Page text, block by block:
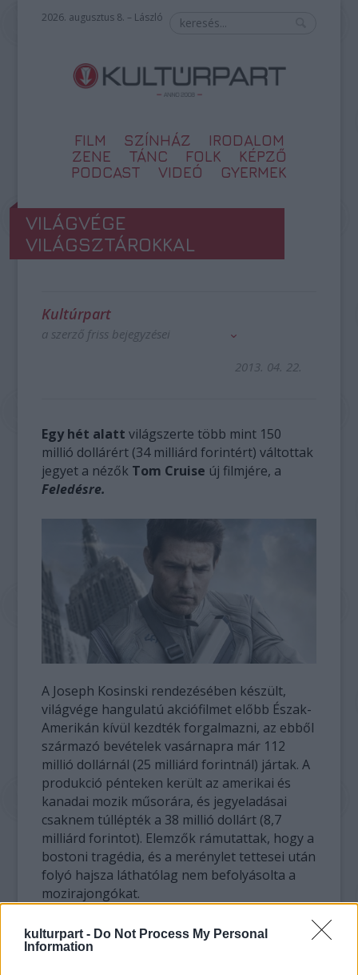
kulturpart - Do Not Process My Personal
Information
2026. augusztus 8. – László
FILM SZÍNHÁZ
IRODALOM
ZENE
TÁNC FOLK
KÉPZŐ
PODCAST
VIDEÓ GYERMEK
VILÁGVÉGE
VILÁGSZTÁROKKAL
Kultúrpart
a szerző friss bejegyzései
2013. 04. 22.
Egy hét alatt világszerte több mint 150
millió dollárért (34 milliárd forintért) váltottak
jegyet a nézők Tom Cruise új filmjére, a
Feledésre.
A Joseph Kosinski rendezésében készült,
világvége hangulatú akciófilmet előbb Észak-
Amerikán kívül kezdték forgalmazni, az ebből
származó bevételek vasárnapra már 112
millió dollárnál (25 milliárd forintnál) jártak. A
produkció pénteken került az amerikai és
kanadai mozik műsorára, és jegyeladásai
csaknem túllépték a 38 millió dollárt (8,7
milliárd forintot). Elemzők rámutattak, hogy a
bostoni tragédia, és a merénylet tettesei után
folyó hajsza láthatólag nem befolyásolta a
mozirajongókat.
Kosinski 2010-ben aTron: Örökségcímű akció
sci-fivel debütált rendezőként. A